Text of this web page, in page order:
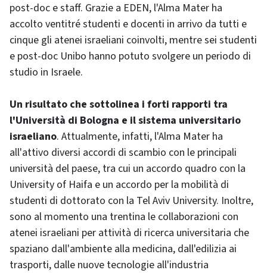
post-doc e staff. Grazie a EDEN, l'Alma Mater ha
accolto ventitré studenti e docenti in arrivo da tutti e
cinque gli atenei israeliani coinvolti, mentre sei studenti
e post-doc Unibo hanno potuto svolgere un periodo di
studio in Israele.
Un risultato che sottolinea i forti rapporti tra
l'Università di Bologna e il sistema universitario
israeliano. Attualmente, infatti, l'Alma Mater ha
all'attivo diversi accordi di scambio con le principali
università del paese, tra cui un accordo quadro con la
University of Haifa e un accordo per la mobilità di
studenti di dottorato con la Tel Aviv University. Inoltre,
sono al momento una trentina le collaborazioni con
atenei israeliani per attività di ricerca universitaria che
spaziano dall'ambiente alla medicina, dall'edilizia ai
trasporti, dalle nuove tecnologie all'industria